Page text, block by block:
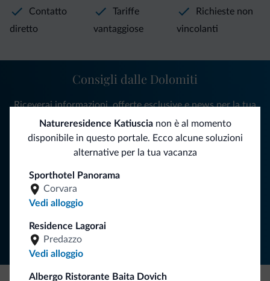
Natureresidence Katiuscianon è al momento
disponibile in questo portale. Ecco alcune soluzioni
alternative per la tua vacanza
Sporthotel Panorama
Corvara
Vedi alloggio
Residence Lagorai
Predazzo
Vedi alloggio
Albergo Ristorante Baita Dovich
Contatto
diretto
Tariffe
vantaggiose
Richieste non
vincolanti
Consigli dalle Dolomiti
Riceverai informazioni, offerte esclusive e news per la tua
vacanza nelle Dolomiti.